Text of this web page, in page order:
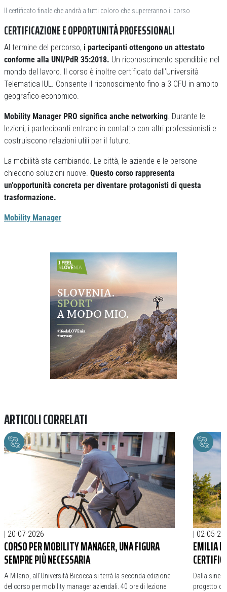
Il certificato finale che andrà a tutti coloro che supereranno il corso
CERTIFICAZIONE E OPPORTUNITÀ PROFESSIONALI
Al termine del percorso, i partecipanti ottengono un attestato
conforme alla UNI/PdR 35:2018. Un riconoscimento spendibile nel
mondo del lavoro. Il corso è inoltre certificato dall’Università
Telematica IUL. Consente il riconoscimento fino a 3 CFU in ambito
geografico-economico.
Mobility Manager PRO significa anche networking. Durante le
lezioni, i partecipanti entrano in contatto con altri professionisti e
costruiscono relazioni utili per il futuro.
La mobilità sta cambiando. Le città, le aziende e le persone
chiedono soluzioni nuove. Questo corso rappresenta
un’opportunità concreta per diventare protagonisti di questa
trasformazione.
Mobility Manager
Previous
ARTICOLI CORRELATI
| 20-07-2026
CORSO PER MOBILITY MANAGER, UNA FIGURA
SEMPRE PIÙ NECESSARIA
A Milano, all’Università Bicocca si terrà la seconda edizione
del corso per mobility manager aziendali. 40 ore di lezione
| 02-05-
EMILIA
Dalla
progetto di